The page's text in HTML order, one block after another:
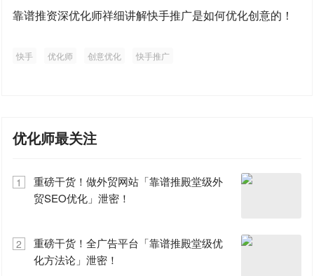
靠谱推资深优化师祥细讲解快手推广是如何优化创意的！
快手 优化师 创意优化 快手推广
优化师最关注
1
重磅干货！做外贸网站「靠谱推殿堂级外
贸SEO优化」泄密！
2
重磅干货！全广告平台「靠谱推殿堂级优
化方法论」泄密！